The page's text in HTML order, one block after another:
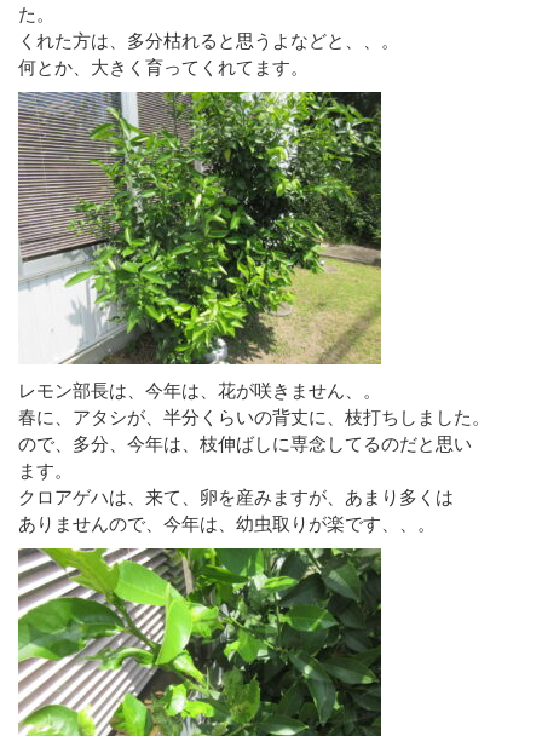
た。
くれた方は、多分枯れると思うよなどと、、。
何とか、大きく育ってくれてます。
レモン部長は、今年は、花が咲きません、。
春に、アタシが、半分くらいの背丈に、枝打ちしました。
ので、多分、今年は、枝伸ばしに専念してるのだと思い
ます。
クロアゲハは、来て、卵を産みますが、あまり多くは
ありませんので、今年は、幼虫取りが楽です、、。